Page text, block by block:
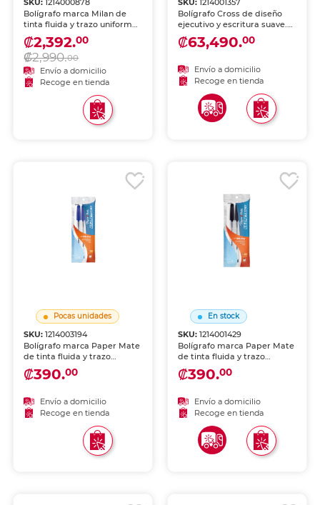
SKU:1214000878
Bolígrafo marca Milan de
tinta fluida y trazo uniforme.
Escritura cómoda y
duradera para uso diario en
escuela y oficina.
₡2,392.00
₡2,990.00
Envío a domicilio
Recoge en tienda
SKU: 1214001357
Bolígrafo Cross de diseño
ejecutivo y escritura suave.
Cuerpo metálico con
acabados premium, ideal
regalo corporativo. Acabado
en negro.
₡63,490.00
Envío a domicilio
Recoge en tienda
Pocas unidades
SKU:1214003194
Bolígrafo marca Paper Mate
de tinta fluida y trazo
uniforme. Escritura cómoda
y duradera para uso diario
₡390.00
Envío a domicilio
Recoge en tienda
En stock
SKU: 1214001429
Bolígrafo marca Paper Mate
de tinta fluida y trazo
uniforme. Escritura cómoda
y duradera para uso diario
₡390.00
Envío a domicilio
Recoge en tienda